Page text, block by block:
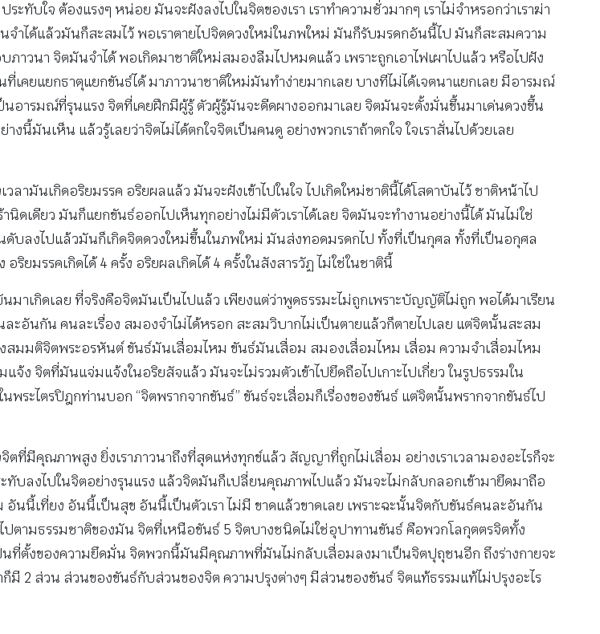
บใจ ต้องแรงๆ หน่อย มันจะฝังลงไปในจิตของเรา เราทำความชั่วมากๆ เราไม่จำหรอกว่าเราฆ่า
ำได้แล้วมันก็สะสมไว้ พอเราตายไปจิตดวงใหม่ในภพใหม่ มันก็รับมรดกอันนี้ไป มันก็สะสมความ
วนา จิตมันจำได้ พอเกิดมาชาติใหม่สมองลืมไปหมดแล้ว เพราะถูกเอาไฟเผาไปแล้ว หรือไปฝัง
เคยแยกธาตุแยกขันธ์ได้ มาภาวนาชาติใหม่มันทำง่ายมากเลย บางทีไม่ได้เจตนาแยกเลย มีอารมณ์
นอารมณ์ที่รุนแรง จิตที่เคยฝึกมีผู้รู้ ตัวผู้รู้มันจะดีดผางออกมาเลย จิตมันจะตั้งมั่นขึ้นมาเด่นดวงขึ้น
นี้มันเห็น แล้วรู้เลยว่าจิตไม่ได้ตกใจจิตเป็นคนดู อย่างพวกเราถ้าตกใจ ใจเราสั่นไปด้วยเลย
ามันเกิดอริยมรรค อริยผลแล้ว มันจะฝังเข้าไปในใจ ไปเกิดใหม่ชาตินี้ได้โสดาบันไว้ ชาติหน้าไป
ดเดียว มันก็แยกขันธ์ออกไปเห็นทุกอย่างไม่มีตัวเราได้เลย จิตมันจะทำงานอย่างนี้ได้ มันไม่ใช่
บลงไปแล้วมันก็เกิดจิตดวงใหม่ขึ้นในภพใหม่ มันส่งทอดมรดกไป ทั้งที่เป็นกุศล ทั้งที่เป็นอกุศล
ริยมรรคเกิดได้ 4 ครั้ง อริยผลเกิดได้ 4 ครั้งในสังสารวัฏ ไม่ใช่ในชาตินี้
มาเกิดเลย ที่จริงคือจิตมันเป็นไปแล้ว เพียงแต่ว่าพูดธรรมะไม่ถูกเพราะบัญญัติไม่ถูก พอได้มาเรียน
อันกัน คนละเรื่อง สมองจำไม่ได้หรอก สะสมวิบากไม่เป็นตายแล้วก็ตายไปเลย แต่จิตนั้นสะสม
งสมมติจิตพระอรหันต์ ขันธ์มันเสื่อมไหม ขันธ์มันเสื่อม สมองเสื่อมไหม เสื่อม ความจำเสื่อมไหม
ง จิตที่มันแจ่มแจ้งในอริยสัจแล้ว มันจะไม่รวมตัวเข้าไปยึดถือไปเกาะไปเกี่ยว ในรูปธรรมใน
ระไตรปิฎกท่านบอก “จิตพรากจากขันธ์” ขันธ์จะเสื่อมก็เรื่องของขันธ์ แต่จิตนั้นพรากจากขันธ์ไป
คุณภาพสูง ยิ่งเราภาวนาถึงที่สุดแห่งทุกข์แล้ว สัญญาที่ถูกไม่เสื่อม อย่างเราเวลามองอะไรก็จะ
บลงไปในจิตอย่างรุนแรง แล้วจิตมันก็เปลี่ยนคุณภาพไปแล้ว มันจะไม่กลับกลอกเข้ามายึดมาถือ
นี้เที่ยง อันนี้เป็นสุข อันนี้เป็นตัวเรา ไม่มี ขาดแล้วขาดเลย เพราะฉะนั้นจิตกับขันธ์คนละอันกัน
ตามธรรมชาติของมัน จิตที่เหนือขันธ์ 5 จิตบางชนิดไม่ใช่อุปาทานขันธ์ คือพวกโลกุตตรจิตทั้ง
นที่ตั้งของความยึดมั่น จิตพวกนี้มันมีคุณภาพที่มันไม่กลับเสื่อมลงมาเป็นจิตปุถุชนอีก ถึงร่างกายจะ
2 ส่วน ส่วนของขันธ์กับส่วนของจิต ความปรุงต่างๆ มีส่วนของขันธ์ จิตแท้ธรรมแท้ไม่ปรุงอะไร